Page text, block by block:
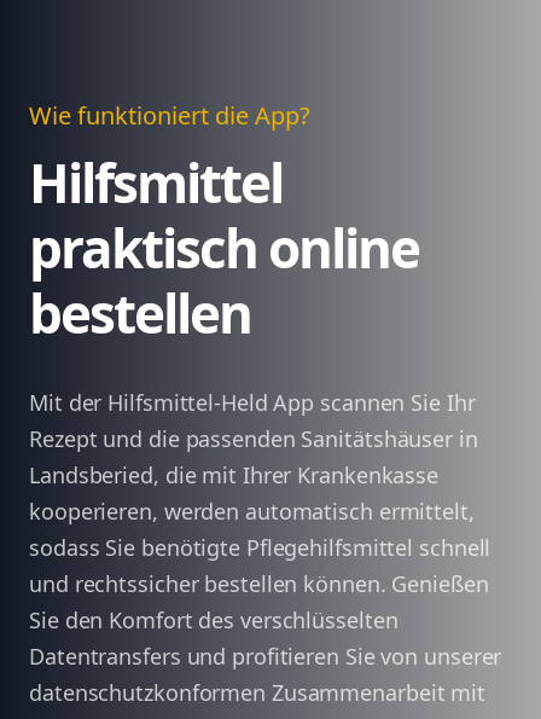
Wie funktioniert die App?
Hilfsmittel
praktisch online
bestellen
Mit der Hilfsmittel-Held App scannen Sie Ihr
Rezept und die passenden Sanitätshäuser in
Landsberied, die mit Ihrer Krankenkasse
kooperieren, werden automatisch ermittelt,
sodass Sie benötigte Pflegehilfsmittel schnell
und rechtssicher bestellen können. Genießen
Sie den Komfort des verschlüsselten
Datentransfers und profitieren Sie von unserer
datenschutzkonformen Zusammenarbeit mit